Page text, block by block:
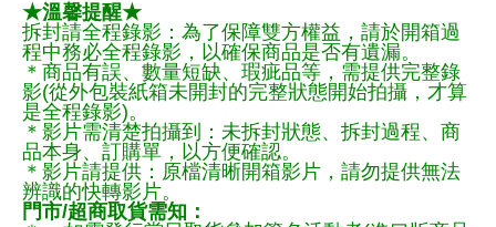
★溫馨提醒★
拆封請全程錄影：為了保障雙方權益，請於開箱過
程中務必全程錄影，以確保商品是否有遺漏。
＊商品有誤、數量短缺、瑕疵品等，需提供完整錄
影(從外包裝紙箱未開封的完整狀態開始拍攝，才算
是全程錄影)。
＊影片需清楚拍攝到：未拆封狀態、拆封過程、商
品本身、訂購單，以方便確認。
＊影片請提供：原檔清晰開箱影片，請勿提供無法
辨識的快轉影片。
門市/超商取貨需知：